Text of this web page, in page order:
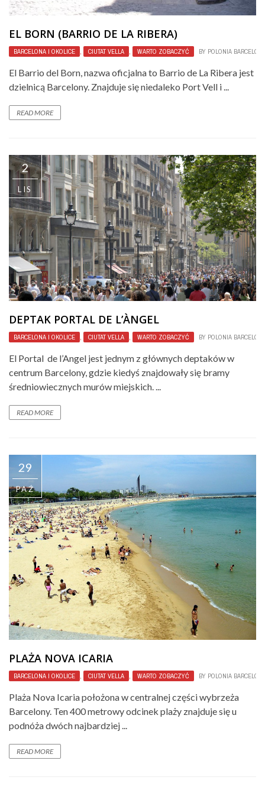
EL BORN (BARRIO DE LA RIBERA)
BARCELONA I OKOLICE , CIUTAT VELLA , WARTO ZOBACZYĆ BY POLONIA
El Barrio del Born, nazwa oficjalna to Barrio de La Ribera jest
dzielnicą Barcelony. Znajduje się niedaleko Port Vell i ...
READ MORE
2
LIS
DEPTAK PORTAL DE L’ÀNGEL
BARCELONA I OKOLICE CIUTAT VELLA WARTO ZOBACZYĆ BY POLONIA
El Portal de l’Angel jest jednym z głównych deptaków w
centrum Barcelony, gdzie kiedyś znajdowały się bramy
średniowiecznych murów miejskich. ...
READ MORE
29
PAŹ
PLAŻA NOVA ICARIA
BARCELONA I OKOLICE , CIUTAT VELLA , WARTO ZOBACZYĆ BY POLONIA
Plaża Nova Icaria położona w centralnej części wybrzeża
Barcelony. Ten 400 metrowy odcinek plaży znajduje się u
podnóża dwóch najbardziej ...
READ MORE